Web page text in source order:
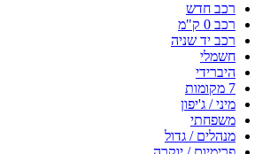
רכב חדש
רכב 0 ק"מ
רכב יד שניה
חשמלי
היברידי
7 מקומות
מיני / ג'יפון
משפחתי
מנהלים / גדול